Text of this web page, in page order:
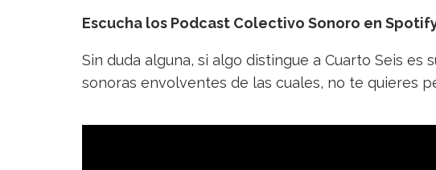
Escucha los Podcast Colectivo Sonoro en
Sin duda alguna, si algo distingue a Cuarto Seis es
sonoras envolventes de las cuales, no te quieres